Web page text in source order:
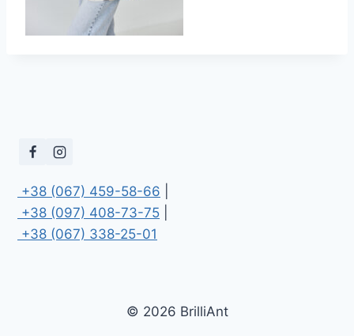
+38 (067) 459-58-66
+38 (097) 408-73-75
+38 (067) 338-25-01
© 2026 BrilliAnt